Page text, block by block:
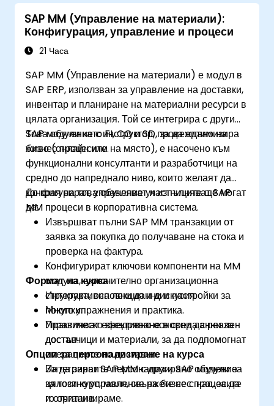
SAP MM (Управление на материали):
Конфигурация, управление и процеси
21 Часа
SAP MM (Управление на материали) е модул в
SAP ERP, използван за управление на доставки,
инвентар и планиране на материални ресурси в
цялата организация. Той се интегрира с други
SAP модули като FI, CO и SD, за да оптимизира
бизнес процесите.
Това обучение с инструктор, провеждано на
живо (онлайн или на място), е насочено към
функционални консултанти и разработчици на
средно до напреднало ниво, които желаят да
конфигурират, управляват и изпълняват SAP
MM процеси в корпоративна система.
До края на това обучение участниците ще могат
да:
Извършват пълни SAP MM транзакции от
заявка за покупка до получаване на стока и
проверка на фактура.
Конфигурират ключови компоненти на MM
модула, включително организационна
структура, основни данни и настройки за
покупки.
Управляват ефективно основни данни за
доставчици и материали, за да подпомогнат
операциите по доставки.
Интегрират SAP MM с други SAP модули за
цялостно управление на бизнес процесите
и отчитане.
Формат на курса
Интерактивна лекция и дискусия.
Много упражнения и практика.
Практическо внедряване в среда с реален
достъп.
Опции за персонализиране на курса
За да заявите персонализирано обучение
за този курс, моля, свържете се с нас, за да
го организираме.